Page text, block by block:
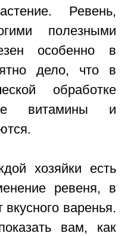
Ревень,
полезными
особенно в
дело, что в
обработке
витамины и
хозяйки есть
ревеня, в
вкусного варенья.
вам, как